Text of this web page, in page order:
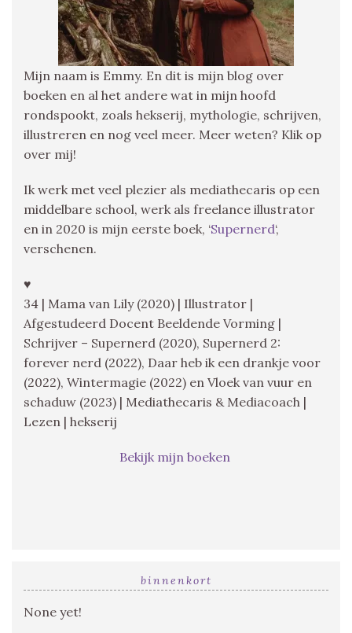
Mijn naam is Emmy. En dit is mijn blog over
boeken en al het andere wat in mijn hoofd
rondspookt, zoals hekserij, mythologie, schrijven,
illustreren en nog veel meer. Meer weten? Klik op
over mij!
Ik werk met veel plezier als mediathecaris op een
middelbare school, werk als freelance illustrator
en in 2020 is mijn eerste boek, ‘Supernerd‘,
verschenen.
♥
34 | Mama van Lily (2020) | Illustrator |
Afgestudeerd Docent Beeldende Vorming |
Schrijver – Supernerd (2020), Supernerd 2:
forever nerd (2022), Daar heb ik een drankje voor
(2022), Wintermagie (2022) en Vloek van vuur en
schaduw (2023) | Mediathecaris & Mediacoach |
Lezen | hekserij
Bekijk mijn boeken
binnenkort
None yet!